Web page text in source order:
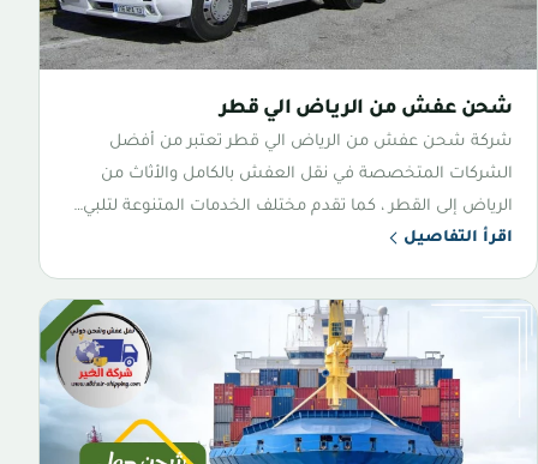
شحن عفش من الرياض الي قطر
شركة شحن عفش من الرياض الي قطر تعتبر من أفضل
الشركات المتخصصة في نقل العفش بالكامل والأثاث من
الرياض إلى القطر ، كما تقدم مختلف الخدمات المتنوعة لتلبي…
اقرأ التفاصيل